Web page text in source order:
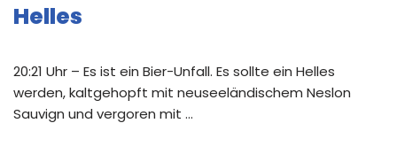
Helles
20:21 Uhr – Es ist ein Bier-Unfall. Es sollte ein Helles
werden, kaltgehopft mit neuseeländischem Neslon
Sauvign und vergoren mit …